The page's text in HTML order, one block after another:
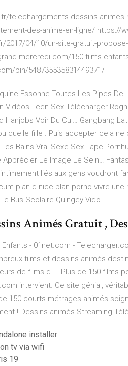
telechargements-dessins-
des-anime-en-ligne/ https://
2017/04/10/un-site-gratuit-
mercredi.com/150-films-
pin/548735535831449371/
Essonne Toutes Les Pipes
Vidéos Teen Sex Télécharger
Hanjobs Voir Du Cul… Gangbang
quelle fille . Puis accepter cela
Bains Vrai Sexe Sex Tape
Le Image Le Sein…
liés aux gens voudront
plan q nice plan porno vivre
Bus Scolaire Quingey Vido…
Animés Gratuit ,
- 01net.com -
films et dessins animés
de films d ... Plus de 150 films
intervient. Ce site génial,
150 courts-métrages animés
! Dessins animés Streaming
installer
tv via wifi
19